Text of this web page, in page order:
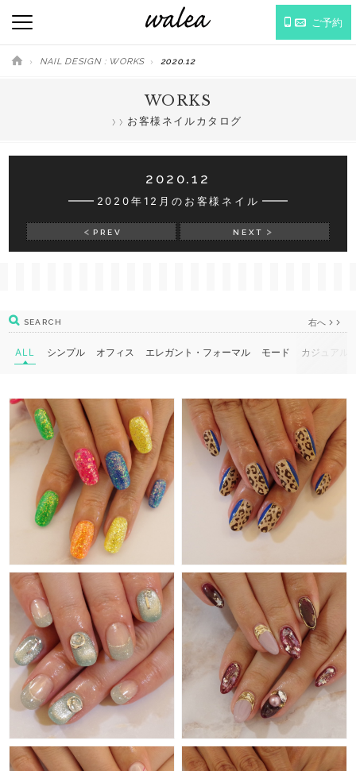
ご予約
NAIL DESIGN : WORKS 2020.12
WORKS
お客様ネイルカタログ
2020.12
2020年12月のお客様ネイル
PREV NEXT
SEARCH 右へ
ALL シンプル オフィス エレガント・フォーマル モード カジュアル